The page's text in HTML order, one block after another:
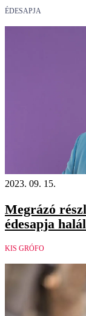
ÉDESAPJA
2023. 09. 15.
Megrázó
édesapja
KIS GRÓFO